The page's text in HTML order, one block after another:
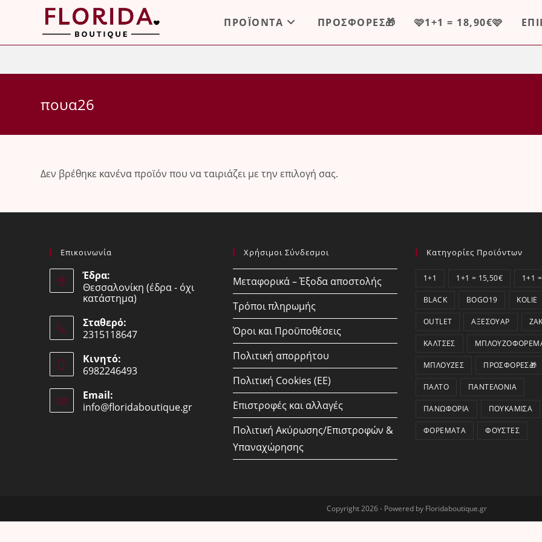
ΠΡΟΪΟΝΤΑ ΠΡΟΣΦΟΡΕΣ🎁 🩷1+1 = 18,90€🩷
πουα26
Δεν βρέθηκε κανένα προϊόν που να ταιριάζει με την επιλογή σας.
Επικοινωνία
Έδρα:
Θεσσαλονίκη (έδρα - όχι
κατάστημα)
Σταθερό:
2315118647
in
your
application
Κινητό:
6982246493
in
your
Email:
info@floridaboutique.grOpens
Χρήσιμοι Σύνδεσμοι
Μεταφορικά – Έξοδα αποστολής
Τρόποι πληρωμής
Όροι και Προϋποθέσεις
Πολιτική απορρήτου
Πολιτική Cookies (ΕΕ)
Επιστροφές και αλλαγές
Πολιτική Ακύρωσης/Επιστροφών &
Υπαναχώρησης
Κατηγορίες Προϊόντων
1+1 1+1 = 15,50€ 1+1
BLACK BOGO19 KOLIE
OUTLET ΑΞΕΣΟΥΆΡ
ΚΆΛΤΣΕΣ
ΜΠΛΟΎΖΕΣ ΠΡΟΣΦΟΡΕΣ🎁
ΠΑΛΤΌ ΠΑΝΤΕΛΌΝΙΑ
ΠΑΝΩΦΌΡΙΑ ΠΟΥΚΆΜΙΣΑ
ΦΟΡΈΜΑΤΑ ΦΟΎΣΤΕΣ
Copyright 2026 - Powered by Floridaboutique.gr